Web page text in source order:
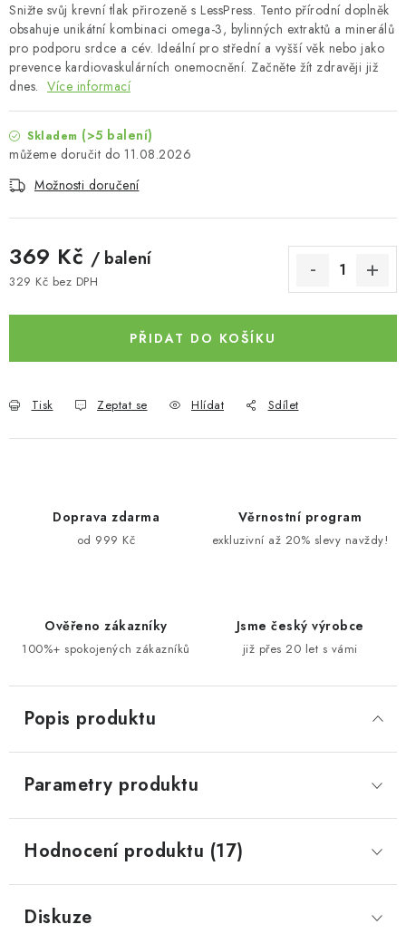
Snižte svůj krevní tlak přirozeně s LessPress. Tento přírodní doplněk
obsahuje unikátní kombinaci omega-3, bylinných extraktů a minerálů
pro podporu srdce a cév. Ideální pro střední a vyšší věk nebo jako
prevence kardiovaskulárních onemocnění. Začněte žít zdravěji již
dnes. Více informací
Skladem (>5 balení)
11.08.2026
Možnosti doručení
369 Kč / balení
329 Kč bez DPH
PŘIDAT DO KOŠÍKU
Tisk Zeptat se Hlídat Sdílet
Doprava zdarma
od 999 Kč
Věrnostní program
exkluzivní až 20% slevy navždy!
Ověřeno zákazníky
100%+ spokojených zákazníků
Jsme český výrobce
již přes 20 let s vámi
Popis produktu
Parametry produktu
Hodnocení produktu (17)
Diskuze